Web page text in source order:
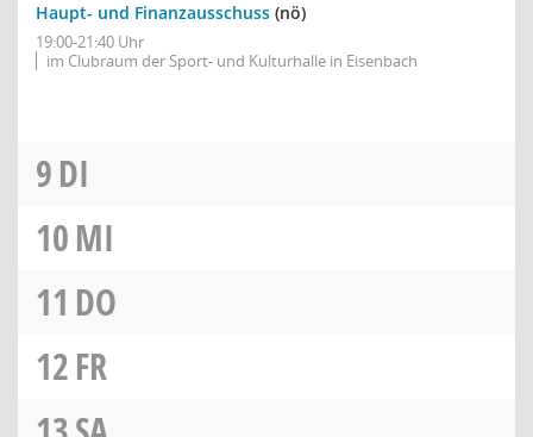
Haupt- und Finanzausschuss (nö)
19:00-21:40 Uhr
im Clubraum der Sport- und Kulturhalle in Eisenbach
9DI
10MI
11 DO
12FR